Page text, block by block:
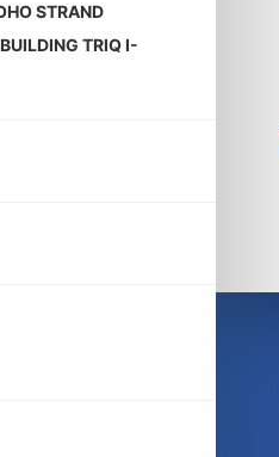
STRAND
TRIQ I-